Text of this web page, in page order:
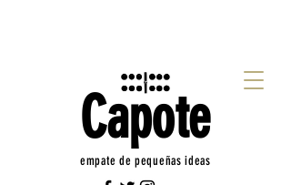
Capote
empate de pequeñas ideas